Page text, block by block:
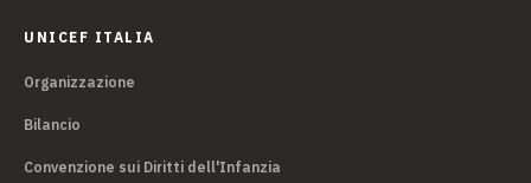
UNICEF ITALIA
Organizzazione
Bilancio
Convenzione sui Diritti dell'Infanzia